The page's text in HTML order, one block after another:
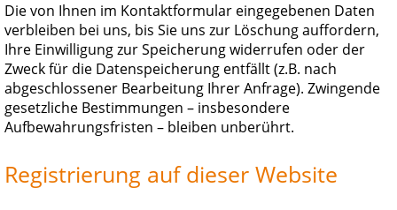
Die von Ihnen im Kontaktformular eingegebenen Daten
verbleiben bei uns, bis Sie uns zur Löschung auffordern,
Ihre Einwilligung zur Speicherung widerrufen oder der
Zweck für die Datenspeicherung entfällt (z.B. nach
abgeschlossener Bearbeitung Ihrer Anfrage). Zwingende
gesetzliche Bestimmungen – insbesondere
Aufbewahrungsfristen – bleiben unberührt.
Registrierung auf dieser Website